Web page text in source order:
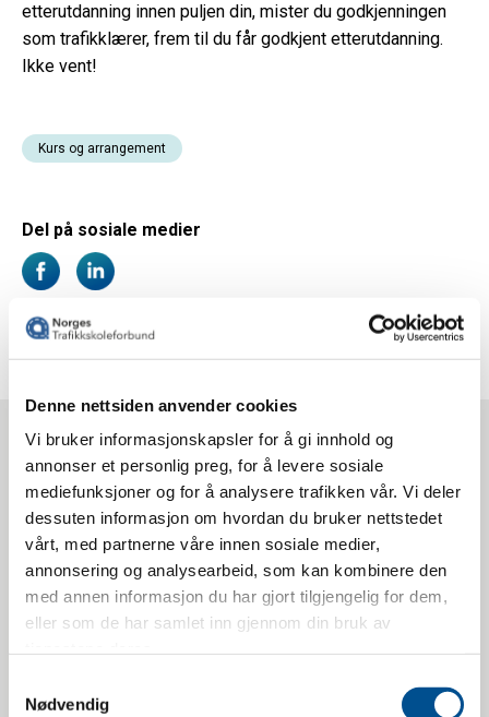
Denne nettsiden anvender cookies
Vi bruker informasjonskapsler for å gi innhold og
annonser et personlig preg, for å levere sosiale
mediefunksjoner og for å analysere trafikken vår. Vi deler
dessuten informasjon om hvordan du bruker nettstedet
vårt, med partnerne våre innen sosiale medier,
annonsering og analysearbeid, som kan kombinere den
med annen informasjon du har gjort tilgjengelig for dem,
eller som de har samlet inn gjennom din bruk av
Nødvendig
etterutdanning innen puljen din, mister du godkjenningen
som trafikklærer, frem til du får godkjent etterutdanning.
Ikke vent!
Kurs og arrangement
Del på sosiale medier
SISTE NYTT